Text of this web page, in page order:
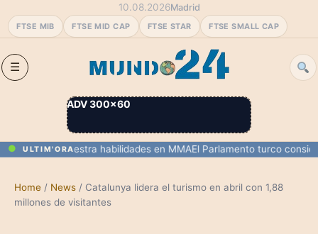
FTSE MIB FTSE MID CAP FTSE STAR FTSE SMALL CAP
10.08.2026Madrid
ADV 300×60
ULTIM'ORA
UFC y muestra habilidades en MMAEl Parlamento turco considera
Home / News / Catalunya lidera el turismo en abril con 1,88
millones de visitantes